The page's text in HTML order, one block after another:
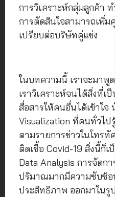
การวิเคราะห์กลุ่มลูกค้า
การตัดสินใจสามารถเพิ่
เปรียบต่อบริษัทคู่แข่ง
ในบทความนี้ เราจะมาพู
เราวิเคราะห์จนได้สิ่งที่
สื่อสารให้คนอื่นได้เข้าใจ
Visualization ที่คนทั่วไป
ตามรายการข่าวในโทร
ติดเชื้อ Covid-19 สิ่งนี้ก็
Data Analysis การจัดก
ปริมาณมากมีความซับซ้อ
ประสิทธิภาพ ออกมาใน